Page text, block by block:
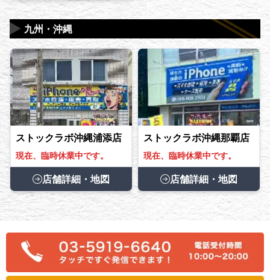
九州・沖縄
▶
ストックラボ沖縄浦添店
現在、臨時休業中です。
店舗詳細・地図
ストックラボ沖縄那覇店
現在、臨時休業中です。
店舗詳細・地図